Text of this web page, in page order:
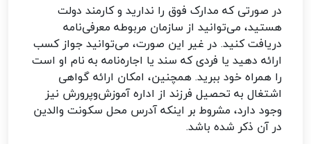
در صورتی که مدارک فوق را ندارید و کارمند دولت
هستید، می‌توانید از سازمان مربوطه معرفی‌نامه
دریافت کنید. در غیر این صورت، می‌توانید جواز کسب
ارائه دهید یا فردی که سند یا اجاره‌نامه به نام او است
را همراه خود ببرید. همچنین، امکان ارائه گواهی
اشتغال به تحصیل فرزند از اداره آموزش‌وپرورش نیز
وجود دارد، مشروط بر اینکه آدرس محل سکونت والدین
در آن ذکر شده باشد.